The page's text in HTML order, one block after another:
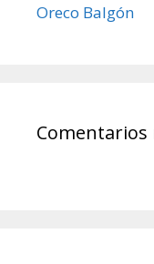
Oreco Balgón
Comentarios